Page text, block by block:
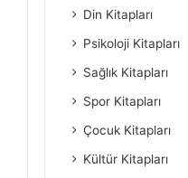
Din Kitapları
Psikoloji Kitapları
Sağlık Kitapları
Spor Kitapları
Çocuk Kitapları
Kültür Kitapları